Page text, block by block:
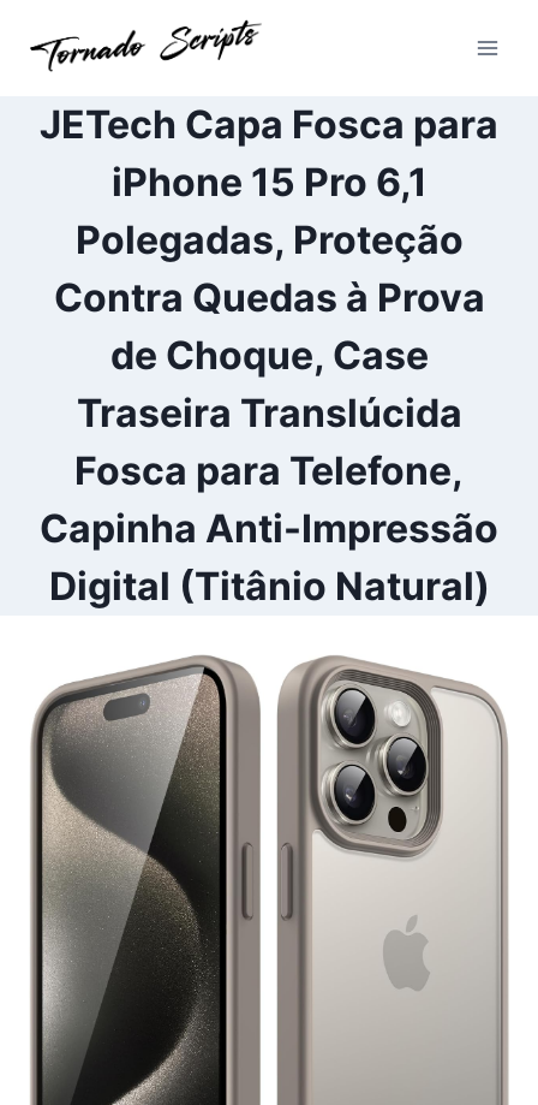
para
Conteúdo
JETech Capa Fosca para
iPhone 15 Pro 6,1
Polegadas, Proteção
Contra Quedas à Prova
de Choque, Case
Traseira Translúcida
Fosca para Telefone,
Capinha Anti-Impressão
Digital (Titânio Natural)